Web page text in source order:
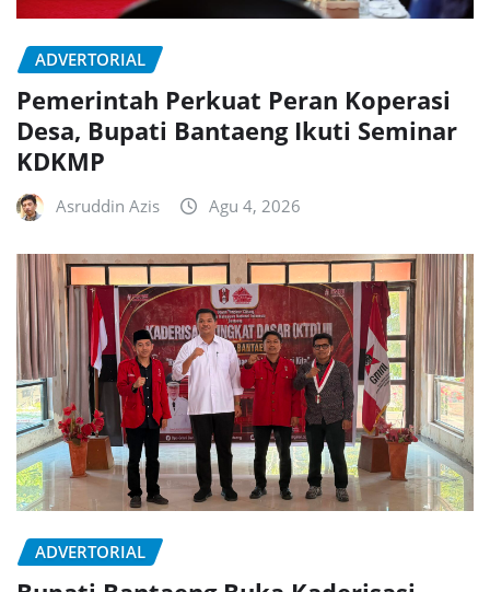
ADVERTORIAL
Pemerintah Perkuat Peran Koperasi
Desa, Bupati Bantaeng Ikuti Seminar
KDKMP
Asruddin Azis Agu 4, 2026
ADVERTORIAL